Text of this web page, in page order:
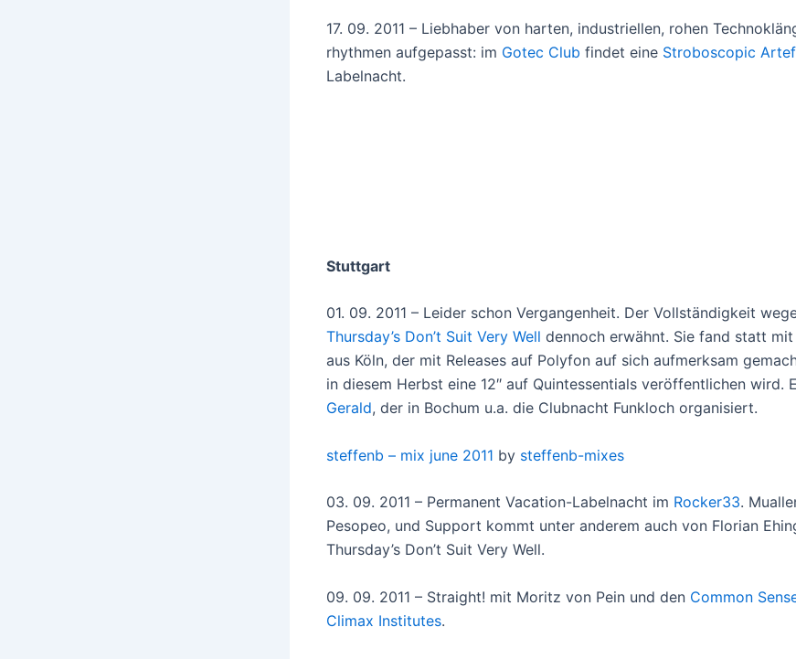
17. 09. 2011 – Liebhaber von harten, industriellen, rohen
rhythmen aufgepasst: im Gotec Club findet eine Stroboscopic
Labelnacht.
Stuttgart
01. 09. 2011 – Leider schon Vergangenheit. Der Vollständigkeit
Thursday’s Don’t Suit Very Well dennoch erwähnt. Sie fand statt mit
aus Köln, der mit Releases auf Polyfon auf sich aufmerksam
in diesem Herbst eine 12″ auf Quintessentials veröffentlichen wird.
Gerald, der in Bochum u.a. die Clubnacht Funkloch organisiert.
steffenb – mix june 2011 by steffenb-mixes
03. 09. 2011 – Permanent Vacation-Labelnacht im Rocker33.
Pesopeo, und Support kommt unter anderem auch von Florian
Thursday’s Don’t Suit Very Well.
09. 09. 2011 – Straight! mit Moritz von Pein und den Common
Climax Institutes.